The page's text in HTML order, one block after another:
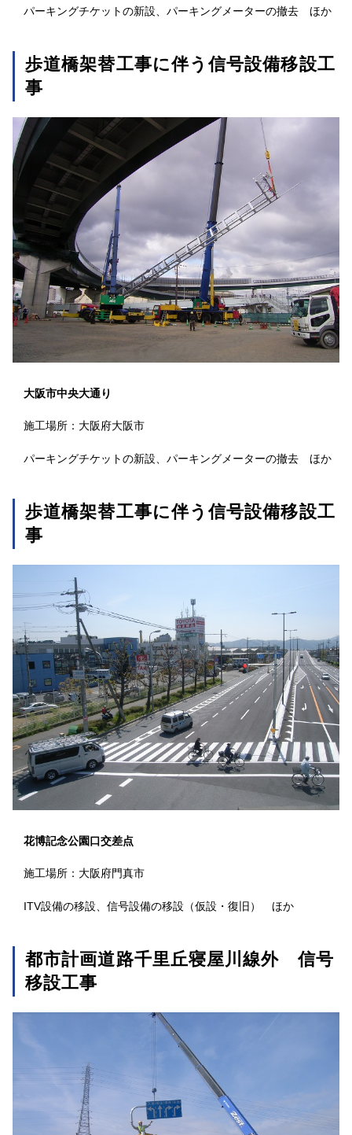
パーキングチケットの新設、パーキングメーターの撤去 ほか
歩道橋架替工事に伴う信号設備移設工
事
大阪市中央大通り
施工場所：大阪府大阪市
パーキングチケットの新設、パーキングメーターの撤去 ほか
歩道橋架替工事に伴う信号設備移設工
事
花博記念公園口交差点
施工場所：大阪府門真市
ITV設備の移設、信号設備の移設（仮設・復旧） ほか
都市計画道路千里丘寝屋川線外 信号
移設工事